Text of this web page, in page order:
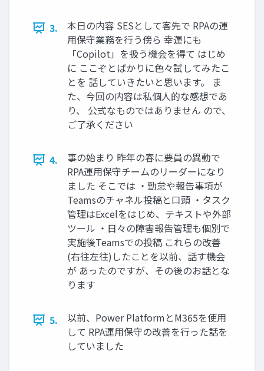
3.
本日の内容 SESとして客先で RPAの運
用保守業務を行う傍ら 幸運にも
「Copilot」を扱う機会を得て はじめ
に ここぞとばかりに色々試してみたこ
とを 話していきたいと思います。 ま
た、今回の内容は私個人的な感想であ
り、 公式なものではありません ので、
ご了承ください
4.
事の始まり 昨年の春に要員の異動で
RPA運用保守チームのリーダーになり
ました そこでは ・勤怠や報告事項が
Teamsのチャネル投稿と口頭 ・タスク
管理はExcelをはじめ、テキストや外部
ツール ・日々の障害報告管理も個別で
実施後Teamsでの投稿 これらの改善
(右往左往)したことを以前、話す機会
が あったのですが、その後のお話とな
ります
5.
以前、Power PlatformとM365を使用
して RPA運用保守の改善を行った話を
していました